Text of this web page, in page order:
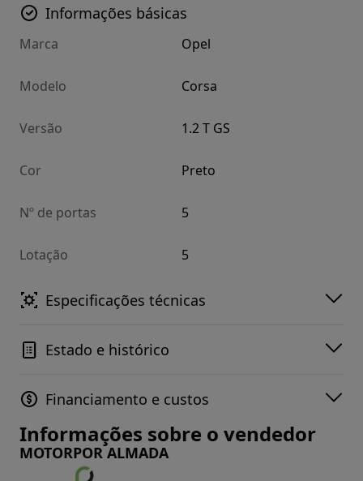
Informações básicas
Marca Opel
Modelo Corsa
Versão 1.2 T GS
Cor Preto
Nº de portas 5
Lotação 5
Especificações técnicas
Estado e histórico
Financiamento e custos
Informações sobre o vendedor
MOTORPOR ALMADA